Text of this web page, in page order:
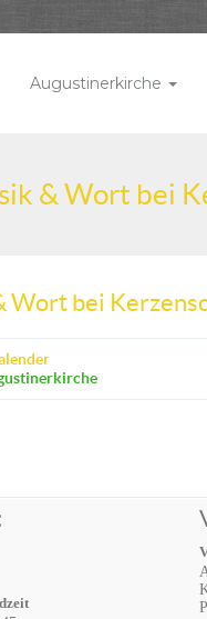
Augustinerkirche
& Wort bei
bei